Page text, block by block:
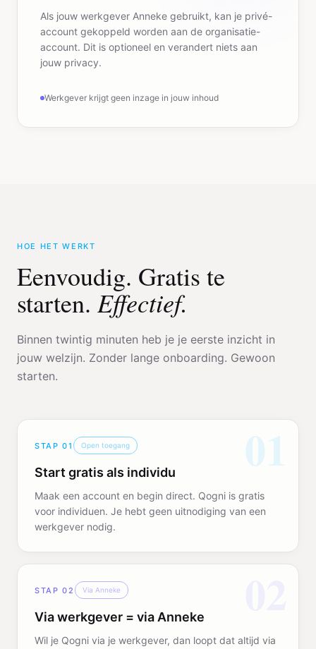
Als jouw werkgever Anneke gebruikt, kan je privé-
account gekoppeld worden aan de organisatie-
account. Dit is optioneel en verandert niets aan
jouw privacy.
Werkgever krijgt geen inzage in jouw inhoud
HOE HET WERKT
Eenvoudig. Gratis te
starten. Effectief.
Binnen twintig minuten heb je je eerste inzicht in
jouw welzijn. Zonder lange onboarding. Gewoon
starten.
01
STAP01 Open toegang
Start gratis als individu
Maak een account en begin direct. Qogni is gratis
voor individuen. Je hebt geen uitnodiging van een
werkgever nodig.
STAP02 Via Anneke
Via werkgever = via Anneke
Wil je Qogni via je werkgever, dan loopt dat altijd via